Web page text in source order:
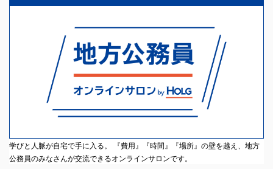
学びと人脈が自宅で手に入る。 『費用』『時間』『場所』の壁を越え、地方
公務員のみなさんが交流できるオンラインサロンです。